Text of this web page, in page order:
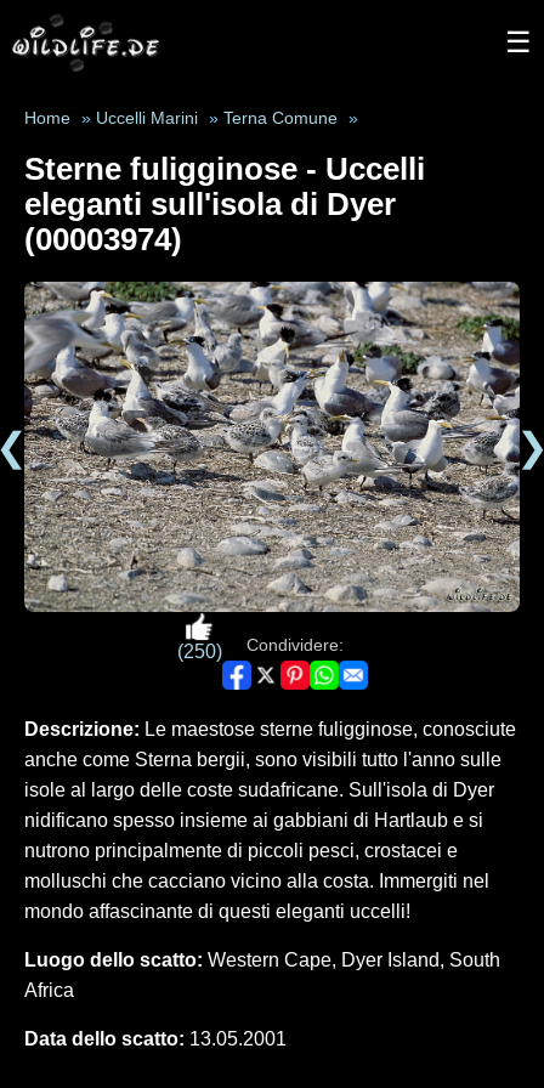
☰
Home » Uccelli Marini » Terna Comune »
Sterne fuligginose - Uccelli
eleganti sull'isola di Dyer
(00003974)
(250) Condividere:
Descrizione: Le maestose sterne fuligginose, conosciute
anche come Sterna bergii, sono visibili tutto l'anno sulle
isole al largo delle coste sudafricane. Sull'isola di Dyer
nidificano spesso insieme ai gabbiani di Hartlaub e si
nutrono principalmente di piccoli pesci, crostacei e
molluschi che cacciano vicino alla costa. Immergiti nel
mondo affascinante di questi eleganti uccelli!
Luogo dello scatto: Western Cape, Dyer Island, South
Africa
Data dello scatto: 13.05.2001